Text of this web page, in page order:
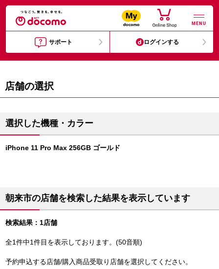
MENU
サポート ログインする
店舗の選択
選択した機種・カラー
iPhone 11 Pro Max 256GB ゴールド
朝来市の店舗を検索した結果を表示しています
検索結果：1店舗
全1件中1件目を表示しております。(50音順)
予約申込する店舗/購入商品受取り店舗を選択してください。